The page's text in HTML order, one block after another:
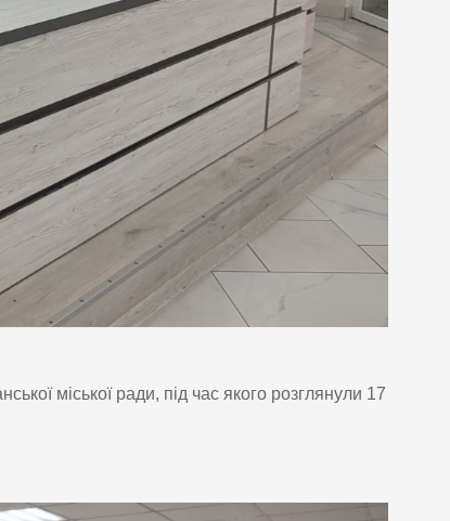
міської ради, під час якого розглянули 17